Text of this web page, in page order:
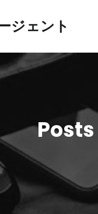
ジェント
Posts